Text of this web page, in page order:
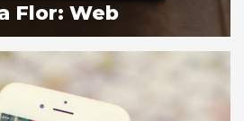
Flor: Web